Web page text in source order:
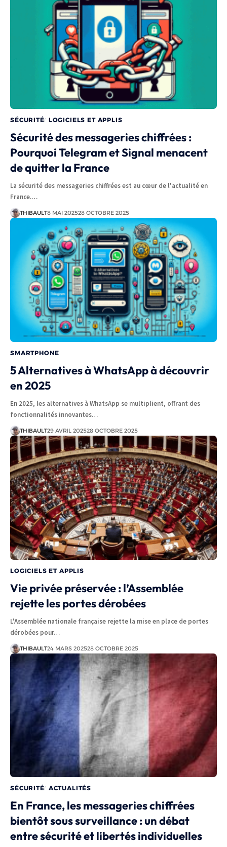
SÉCURITÉ LOGICIELS ET APPLIS
Sécurité des messageries chiffrées :
Pourquoi Telegram et Signal menacent
de quitter la France
La sécurité des messageries chiffrées est au cœur de l'actualité en
France.…
THIBAULT8 MAI 202528 OCTOBRE 2025
SMARTPHONE
5 Alternatives à WhatsApp à découvrir
en 2025
En 2025, les alternatives à WhatsApp se multiplient, offrant des
fonctionnalités innovantes…
THIBAULT29 AVRIL 202528 OCTOBRE 2025
LOGICIELS ET APPLIS
Vie privée préservée : l’Assemblée
rejette les portes dérobées
L'Assemblée nationale française rejette la mise en place de portes
dérobées pour…
THIBAULT24 MARS 202528 OCTOBRE 2025
SÉCURITÉ ACTUALITÉS
En France, les messageries chiffrées
bientôt sous surveillance : un débat
entre sécurité et libertés individuelles